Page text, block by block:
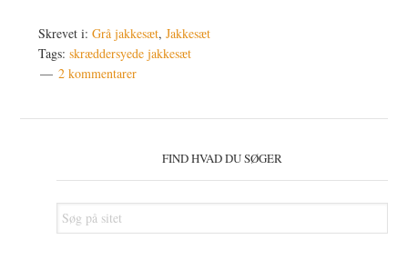
Skrevet i:Grå jakkesæt,Jakkesæt
Tags:skræddersyede jakkesæt
2 kommentarer
FIND HVAD DU SØGER
Søg
på